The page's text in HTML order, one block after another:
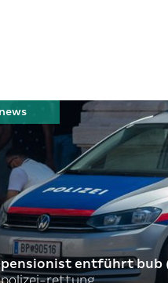
pensionist entführt bub